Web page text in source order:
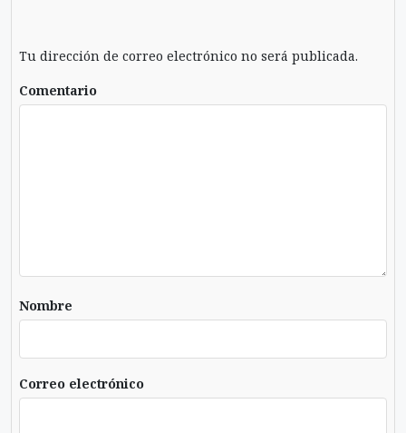
Tu dirección de correo electrónico no será publicada.
Comentario
Nombre
Correo electrónico